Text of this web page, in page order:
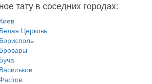
тату в соседних городах:
Церковь